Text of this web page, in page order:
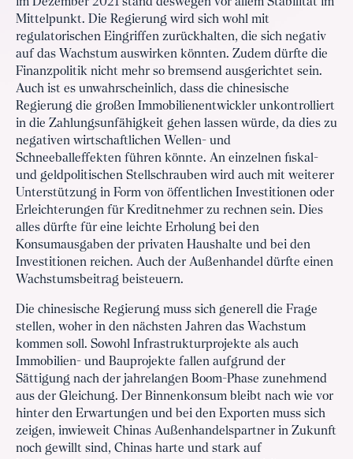
Mittelpunkt. Die Regierung wird sich wohl mit
regulatorischen Eingriffen zurückhalten, die sich negativ
auf das Wachstum auswirken könnten. Zudem dürfte die
Finanzpolitik nicht mehr so bremsend ausgerichtet sein.
Auch ist es unwahrscheinlich, dass die chinesische
Regierung die großen Immobilienentwickler unkontrolliert
in die Zahlungsunfähigkeit gehen lassen würde, da dies zu
negativen wirtschaftlichen Wellen- und
Schneeballeffekten führen könnte. An einzelnen fiskal-
und geldpolitischen Stellschrauben wird auch mit weiterer
Unterstützung in Form von öffentlichen Investitionen oder
Erleichterungen für Kreditnehmer zu rechnen sein. Dies
alles dürfte für eine leichte Erholung bei den
Konsumausgaben der privaten Haushalte und bei den
Investitionen reichen. Auch der Außenhandel dürfte einen
Wachstumsbeitrag beisteuern.
Die chinesische Regierung muss sich generell die Frage
stellen, woher in den nächsten Jahren das Wachstum
kommen soll. Sowohl Infrastrukturprojekte als auch
Immobilien- und Bauprojekte fallen aufgrund der
Sättigung nach der jahrelangen Boom-Phase zunehmend
aus der Gleichung. Der Binnenkonsum bleibt nach wie vor
hinter den Erwartungen und bei den Exporten muss sich
zeigen, inwieweit Chinas Außenhandelspartner in Zukunft
noch gewillt sind, Chinas harte und stark auf